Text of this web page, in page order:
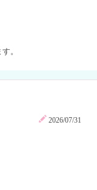
。
2026/07/31